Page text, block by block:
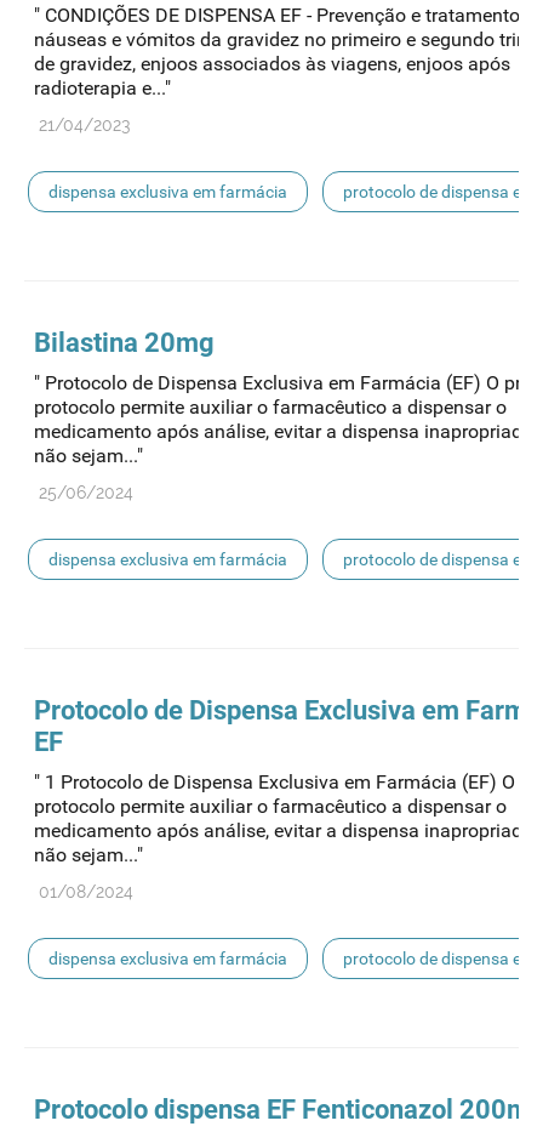
" CONDIÇÕES DE DISPENSA EF - Prevenção e tratamento
náuseas e vómitos da gravidez no primeiro e segundo
de gravidez, enjoos associados às viagens, enjoos após
radioterapia e..."
21/04/2023
dispensa exclusiva em farmácia protocolo de dispensa ef
Bilastina 20mg
" Protocolo de Dispensa Exclusiva em Farmácia (EF) O
protocolo permite auxiliar o farmacêutico a dispensar o
medicamento após análise, evitar a dispensa inapropriada
não sejam..."
25/06/2024
dispensa exclusiva em farmácia protocolo de dispensa ef
Protocolo de Dispensa Exclusiva em
EF
" 1 Protocolo de Dispensa Exclusiva em Farmácia (EF) O
protocolo permite auxiliar o farmacêutico a dispensar o
medicamento após análise, evitar a dispensa inapropriada
não sejam..."
01/08/2024
dispensa exclusiva em farmácia protocolo de dispensa ef
Protocolo dispensa EF Fenticonazol